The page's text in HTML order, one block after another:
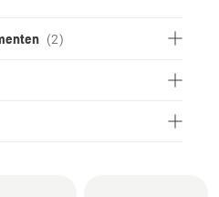
(2)